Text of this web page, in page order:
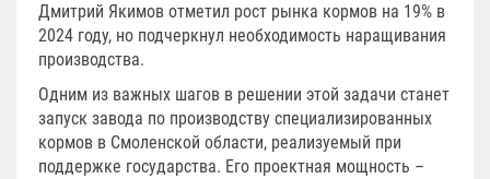
Дмитрий Якимов отметил рост рынка кормов на 19% в
2024 году, но подчеркнул необходимость наращивания
производства.
Одним из важных шагов в решении этой задачи станет
запуск завода по производству специализированных
кормов в Смоленской области, реализуемый при
поддержке государства. Его проектная мощность –